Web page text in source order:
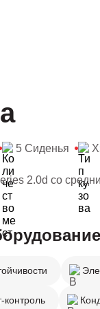
5 Сиденья
2.0d со
контроль